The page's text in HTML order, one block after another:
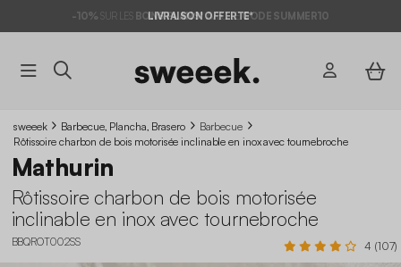
-10% SUR LES BONS PLANS*AVEC LECODE SUMMER10
LIVRAISON OFFERTE*
sweeek Barbecue, Plancha, Brasero
Barbecue
Rôtissoire charbon de bois motorisée inclinable en inox avec tournebroche
Mathurin
Rôtissoire charbon de bois motorisée
inclinable en inox avec tournebroche
BBQROT002SS 4 (107)